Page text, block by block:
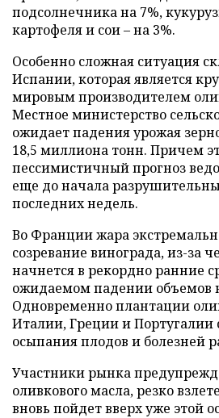
подсолнечника на 7%,
картофеля и сои – на 3%.
Особенно сложная ситуация
Испании, которая является
мировым производителем
Местное министерство
ожидает падения урожая
18,5 миллиона тонн. Причем
пессимистичный прогноз
еще до начала
последних недель.
Во Франции жара
созревание винограда, из-за
начнется в рекордно ранние
ожидаемом падении объемов
Одновременно плантации
Италии, Греции и Португалии
осыпания плодов и болезней
Участники рынка
оливкового масла, резко
вновь пойдет вверх уже этой